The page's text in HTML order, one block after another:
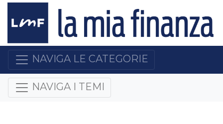
NAVIGA LE CATEGORIE
NAVIGA I TEMI